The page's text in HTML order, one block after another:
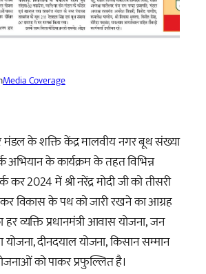
Media Coverage
मंडल के शक्ति केंद्र मालवीय नगर बूथ संख्या
अभियान के कार्यक्रम के तहत विभिन्न
कर 2024 में श्री नरेंद्र मोदी जी को तीसरी
कर विकास के पथ को जारी रखने का आग्रह
व्यक्ति प्रधानमंत्री आवास योजना, जन
दीनदयाल योजना, किसान सम्मान
को पाकर प्रफुल्लित है।